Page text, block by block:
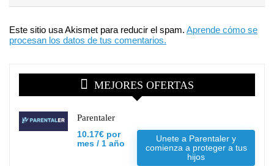
Este sitio usa Akismet para reducir el spam. Aprende cómo se
procesan los datos de tus comentarios.
MEJORES OFERTAS
Parentaler
10.17€ por
mes / 1 año
Unete a Parentaler y
comienza a proteger a tus
hijos